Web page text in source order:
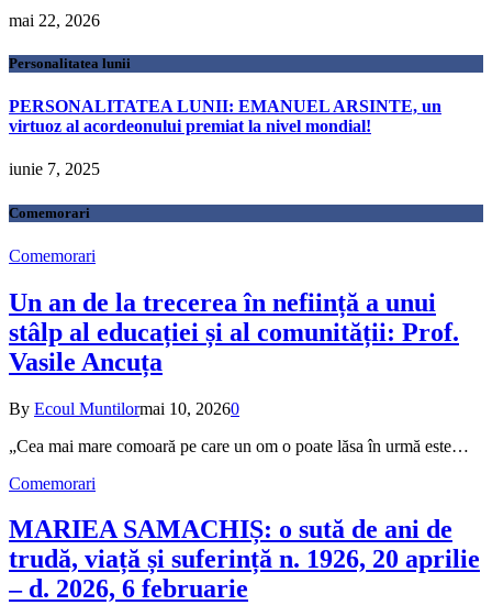
mai 22, 2026
Personalitatea lunii
PERSONALITATEA LUNII: EMANUEL ARSINTE, un
virtuoz al acordeonului premiat la nivel mondial!
iunie 7, 2025
Comemorari
Comemorari
Un an de la trecerea în neființă a unui
stâlp al educației și al comunității: Prof.
Vasile Ancuța
By Ecoul Muntilormai 10, 20260
„Cea mai mare comoară pe care un om o poate lăsa în urmă este…
Comemorari
MARIEA SAMACHIȘ: o sută de ani de
trudă, viață și suferință n. 1926, 20 aprilie
– d. 2026, 6 februarie